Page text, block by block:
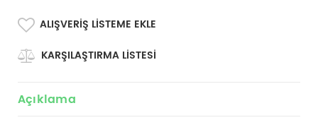
ALIŞVERIŞ LISTEME EKLE
KARŞILAŞTIRMA LISTESI
Açıklama